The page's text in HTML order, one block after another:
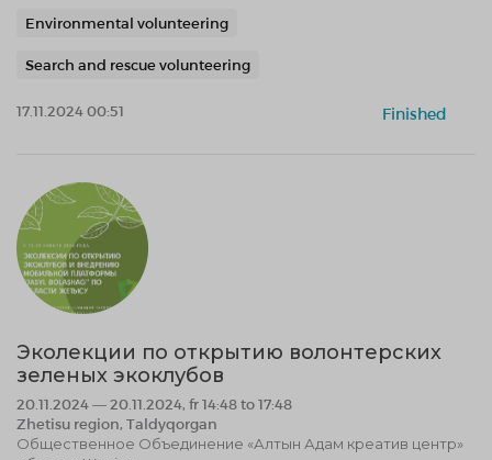
Environmental volunteering
Search and rescue volunteering
17.11.2024 00:51 Finished
Эколекции по открытию волонтерских
зеленых экоклубов
20.11.2024 — 20.11.2024, fr 14:48 to 17:48
Zhetisu region, Taldyqorgan
Общественное Объединение «Алтын Адам креатив центр»